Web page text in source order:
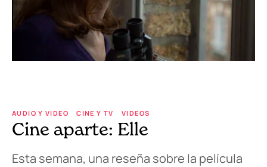
AUDIO Y VIDEO CINE Y TV VIDEOS
Cine aparte: Elle
Esta semana, una reseña sobre la película